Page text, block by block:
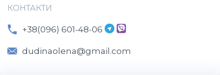
КОНТАКТИ
+38(096) 601-48-06
dudinaolena@gmail.com